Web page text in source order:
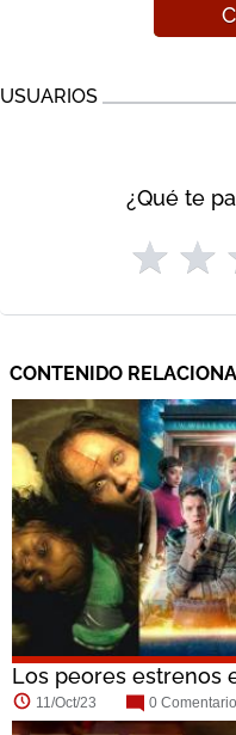
USUARIOS
¿Qué te
CONTENIDO
Los peores estrenos
11/Oct/23 0